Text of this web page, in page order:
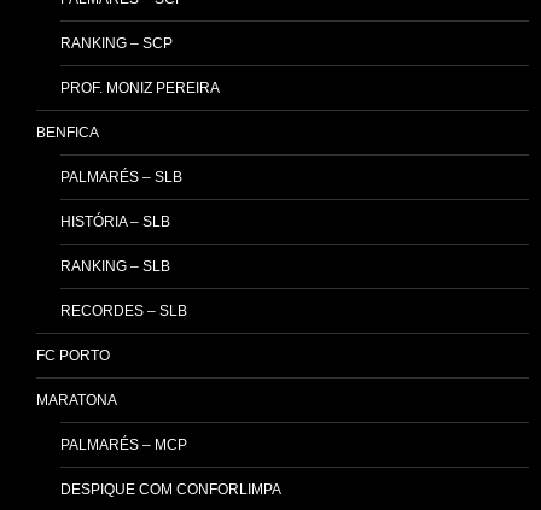
RANKING – SCP
PROF. MONIZ PEREIRA
BENFICA
PALMARÉS – SLB
HISTÓRIA – SLB
RANKING – SLB
RECORDES – SLB
FC PORTO
MARATONA
PALMARÉS – MCP
DESPIQUE COM CONFORLIMPA